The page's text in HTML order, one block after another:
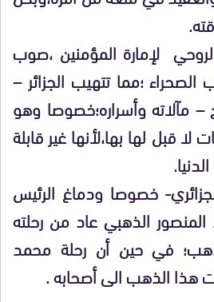
لإمارة المؤمنين ،صوب
الصحراء ؛مما تتهيب الجزائر –
– مآلاته وأسراره؛خصوصا وهو
لا قبل لها بها،لأنها غير قابلة
خصوصا ودماغ الرئيس
الذهبي عاد من رحلته
في حين أن رحلة محمد
هذا الذهب الى أصحابه .